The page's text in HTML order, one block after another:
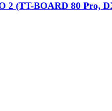
2 (TT-BOARD 80 Pro,